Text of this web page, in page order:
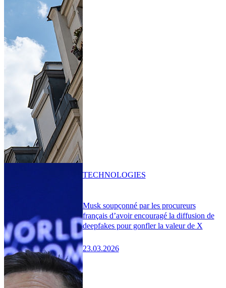
Musk soupçonné par les procureurs
français d’avoir encouragé la diffusion de
deepfakes pour gonfler la valeur de X
23.03.2026
TECHNOLOGIES